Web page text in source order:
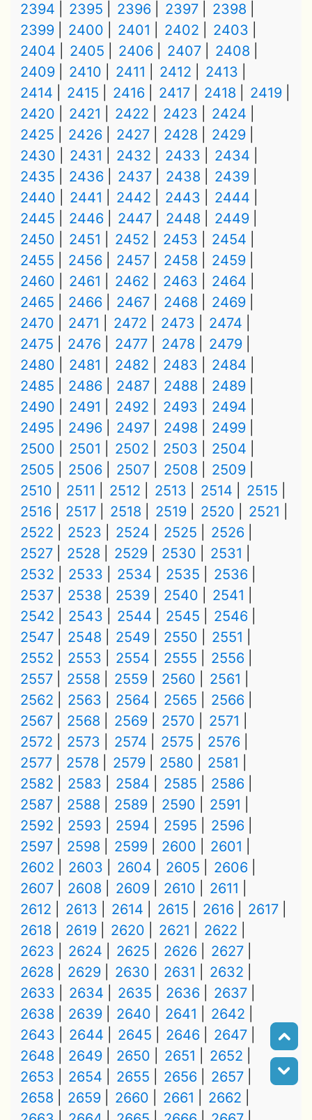
2394
2395 2396 2397
2398
2399
2400 2401 2402
2403
2404
2405 2406 2407
2408
2409
2410 2411 2412
2413
2414
2415 2416 2417 2418
2419
2420
2421 2422 2423
2424
2425
2426 2427 2428
2429
2430
2431 2432 2433
2434
2435
2436 2437 2438
2439
2440
2441 2442 2443
2444
2445
2446 2447 2448
2449
2450
2451 2452 2453
2454
2455
2456 2457 2458
2459
2460
2461 2462 2463
2464
2465
2466 2467 2468
2469
2470
2471 2472 2473
2474
2475
2476 2477 2478
2479
2480
2481 2482 2483
2484
2485
2486 2487 2488
2489
2490
2491 2492 2493
2494
2495
2496 2497 2498
2499
2500
2501 2502 2503
2504
2505
2506 2507 2508
2509
2510
2511 2512 2513 2514
2515
2516
2517 2518 2519 2520
2521
2522
2523 2524 2525
2526
2527
2528 2529 2530
2531
2532
2533 2534 2535
2536
2537
2538 2539 2540
2541
2542
2543 2544 2545
2546
2547
2548 2549 2550
2551
2552
2553 2554 2555
2556
2557
2558 2559 2560
2561
2562
2563 2564 2565
2566
2567
2568 2569 2570
2571
2572
2573 2574 2575
2576
2577
2578 2579 2580
2581
2582
2583 2584 2585
2586
2587
2588 2589 2590
2591
2592
2593 2594 2595
2596
2597
2598 2599 2600
2601
2602
2603 2604 2605
2606
2607
2608 2609 2610
2611
2612
2613 2614 2615 2616
2617
2618
2619 2620 2621
2622
2623
2624 2625 2626
2627
2628
2629 2630 2631
2632
2633
2634 2635 2636
2637
2638
2639 2640 2641
2642
2643
2644 2645 2646
2647
2648
2649 2650 2651
2652
2653
2654 2655 2656
2657
2658
2659 2660 2661
2662